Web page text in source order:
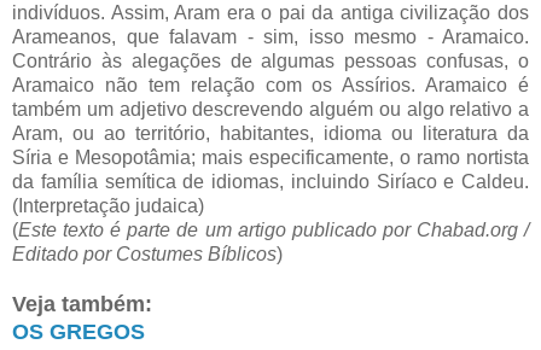
indivíduos. Assim, Aram era o pai da antiga civilização dos
Arameanos, que falavam - sim, isso mesmo - Aramaico.
Contrário às alegações de algumas pessoas confusas, o
Aramaico não tem relação com os Assírios. Aramaico é
também um adjetivo descrevendo alguém ou algo relativo a
Aram, ou ao território, habitantes, idioma ou literatura da
Síria e Mesopotâmia; mais especificamente, o ramo nortista
da família semítica de idiomas, incluindo Siríaco e Caldeu.
(Interpretação judaica)
(Este texto é parte de um artigo publicado por Chabad.org /
Editado por Costumes Bíblicos)
Veja também:
OS GREGOS